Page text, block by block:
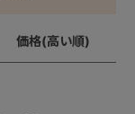
価格(高い順)